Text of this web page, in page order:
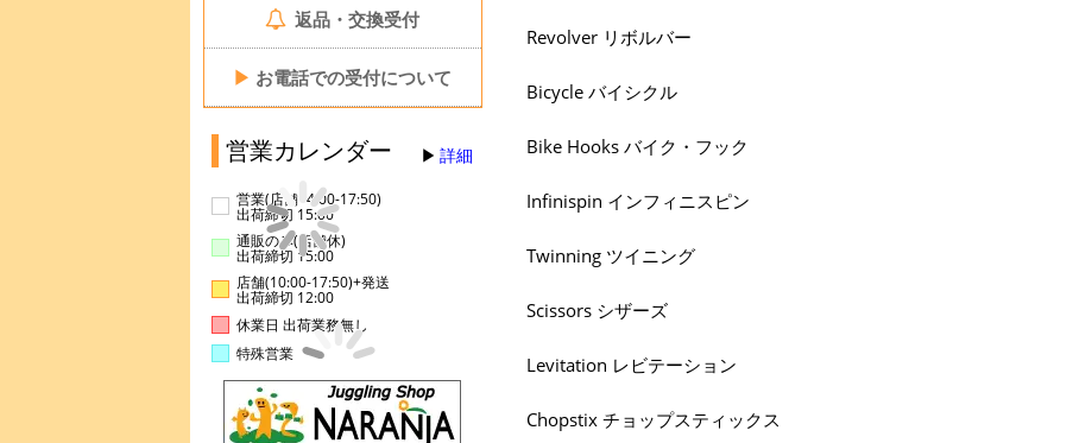
返品・交換受付
▶ お電話での受付について
営業カレンダー 詳細
営業(店舗14:00-17:50)
出荷締切 15:00
通販のみ(店舗休)
出荷締切 15:00
店舗(10:00-17:50)+発送
出荷締切 12:00
休業日 出荷業務無し
特殊営業
Revolver リボルバー
Bicycle バイシクル
Bike Hooks バイク・フック
Infinispin インフィニスピン
Twinning ツイニング
Scissors シザーズ
Levitation レビテーション
Chopstix チョップスティックス